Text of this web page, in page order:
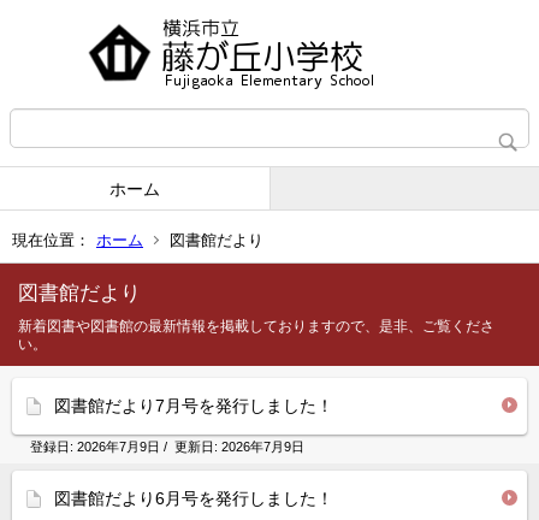
ホーム
現在位置： ホーム 図書館だより
図書館だより
新着図書や図書館の最新情報を掲載しておりますので、是非、ご覧くださ
い。
図書館だより7月号を発行しました！
登録日: 2026年7月9日 / 更新日: 2026年7月9日
図書館だより6月号を発行しました！